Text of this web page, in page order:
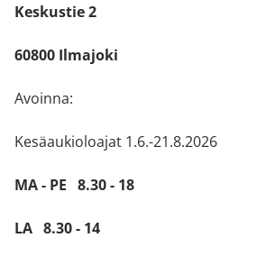
Keskustie 2
60800 Ilmajoki
Avoinna:
Kesäaukioloajat 1.6.-21.8.2026
MA - PE 8.30 - 18
LA 8.30 - 14